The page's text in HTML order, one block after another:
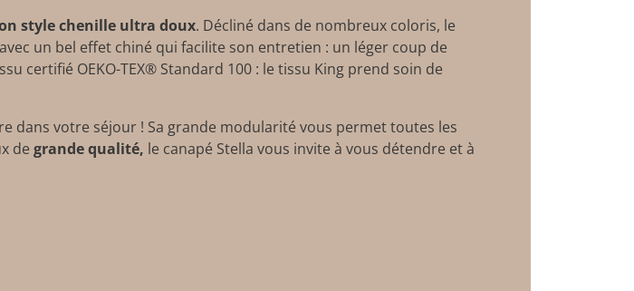
style chenille ultra doux. Décliné dans de nombreux coloris, le
un bel effet chiné qui facilite son entretien : un léger coup de
certifié OEKO-TEX® Standard 100 : le tissu King prend soin de
dans votre séjour ! Sa grande modularité vous permet toutes les
de grande qualité, le canapé Stella vous invite à vous détendre et à